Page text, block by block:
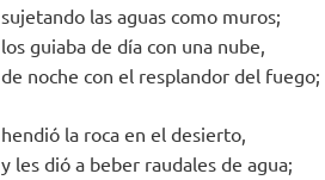
sujetando las aguas como muros;
los guiaba de día con una nube,
de noche con el resplandor del fuego;
hendió la roca en el desierto,
y les dió a beber raudales de agua;